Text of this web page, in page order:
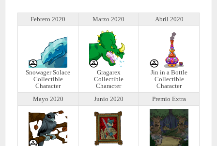
Febrero 2020 Marzo 2020 Abril 2020
Snowager Solace
Collectible
Character
Gragarex
Collectible
Character
Jin in a Bottle
Collectible
Character
Mayo 2020
Junio 2020 Premio Extra